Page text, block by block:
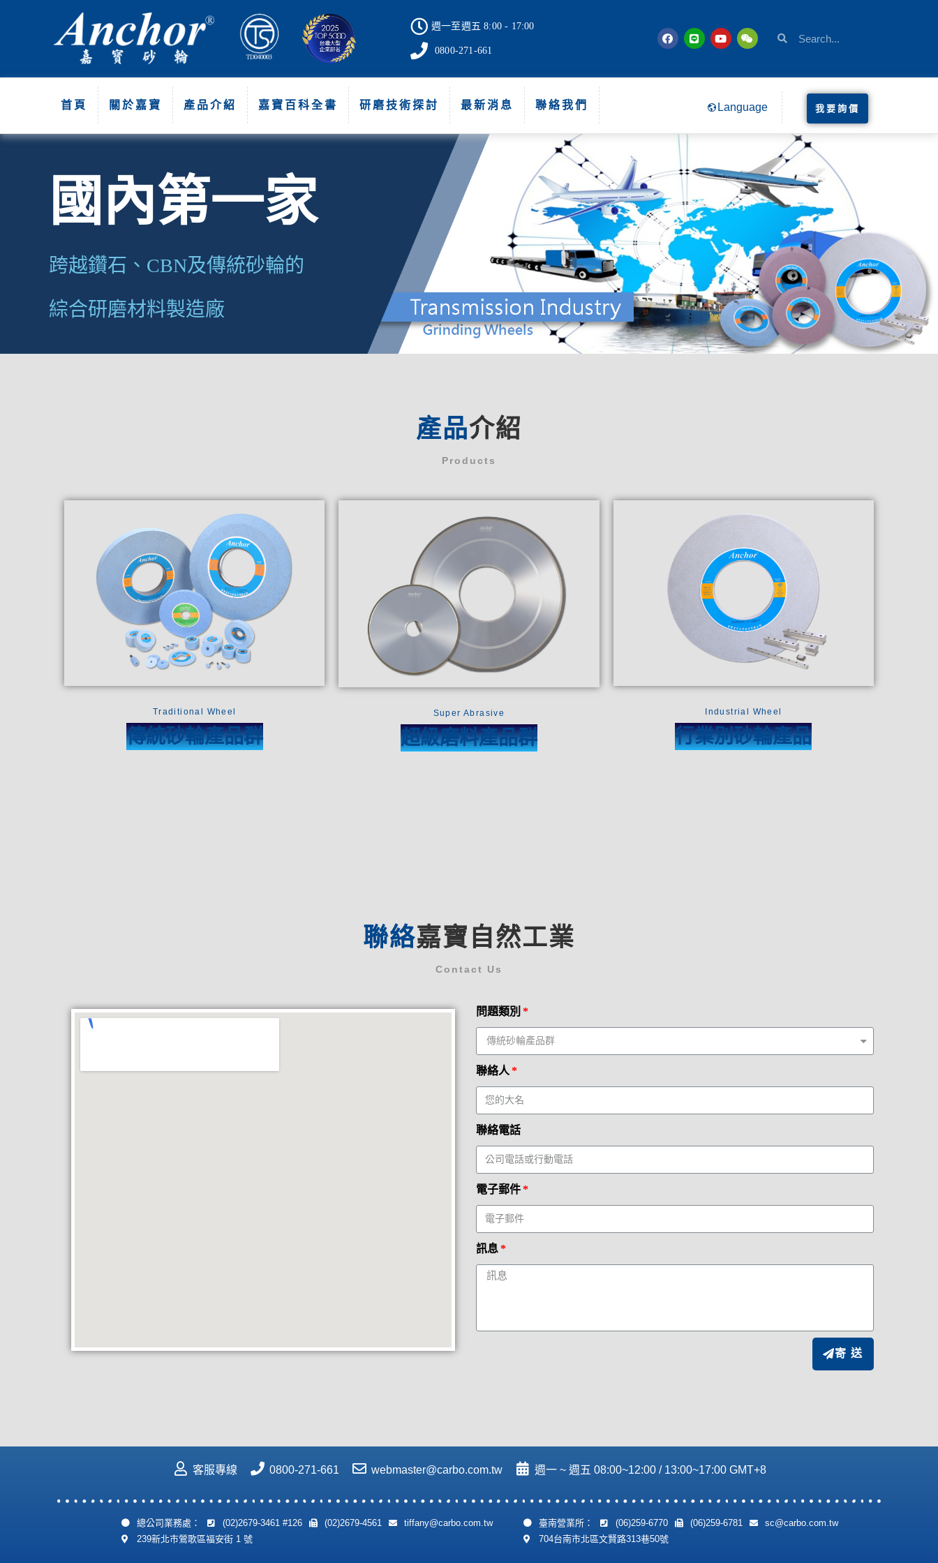
週一至週五 8:00 - 17:00
0800-271-661
首頁 關於嘉寶 產品介紹 嘉寶百科全書 研磨技術探討 最新消息 聯絡我們 Language 我要詢價
國內第一家
跨越鑽石、CBN及傳統砂輪的
綜合研磨材料製造廠
產品介紹
Products
Traditional Wheel
傳統砂輪產品群​
Super Abrasive
超級磨料產品群
Industrial Wheel
行業別砂輪產品​
聯絡嘉寶自然工業
Contact Us
問題類別
聯絡人
聯絡電話
電子郵件
訊息
寄 送
客服專線 0800-271-661 webmaster@carbo.com.tw 週一 ~ 週五 08:00~12:00 / 13:00~17:00 GMT+8
總公司業務處： (02)2679-3461 #126 (02)2679-4561
tiffany@carbo.com.tw
239新北市鶯歌區福安街 1 號
臺南營業所： (06)259-6770 (06)259-6781
sc@carbo.com.tw
704台南市北區文賢路313巷50號